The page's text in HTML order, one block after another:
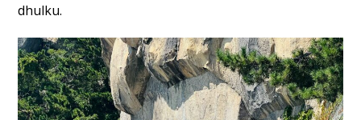
dhulku.